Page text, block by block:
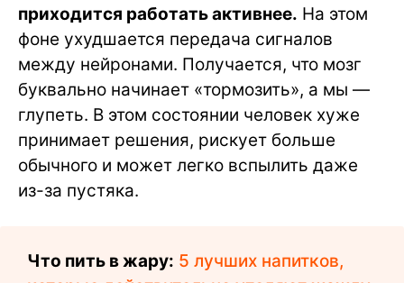
приходится работать активнее. На этом
фоне ухудшается передача сигналов
между нейронами. Получается, что мозг
буквально начинает «тормозить», а мы —
глупеть. В этом состоянии человек хуже
принимает решения, рискует больше
обычного и может легко вспылить даже
из-за пустяка.
Что пить в жару: 5 лучших напитков,